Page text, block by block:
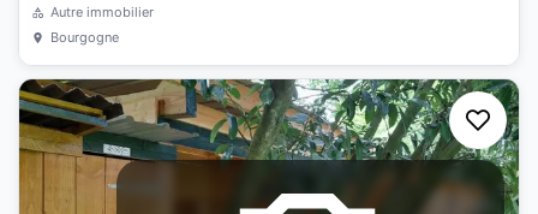
Autre immobilier
Bourgogne